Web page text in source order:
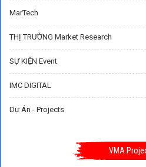
MarTech
THỊ TRƯỜNG Market Research
SỰ KIỆN Event
IMC DIGITAL
Dự Án - Projects
VMA